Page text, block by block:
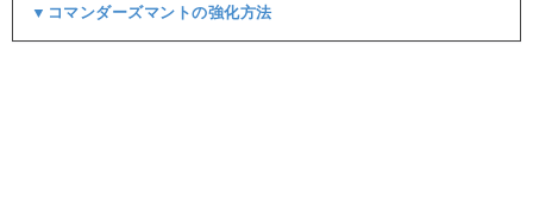
▼コマンダーズマントの強化方法